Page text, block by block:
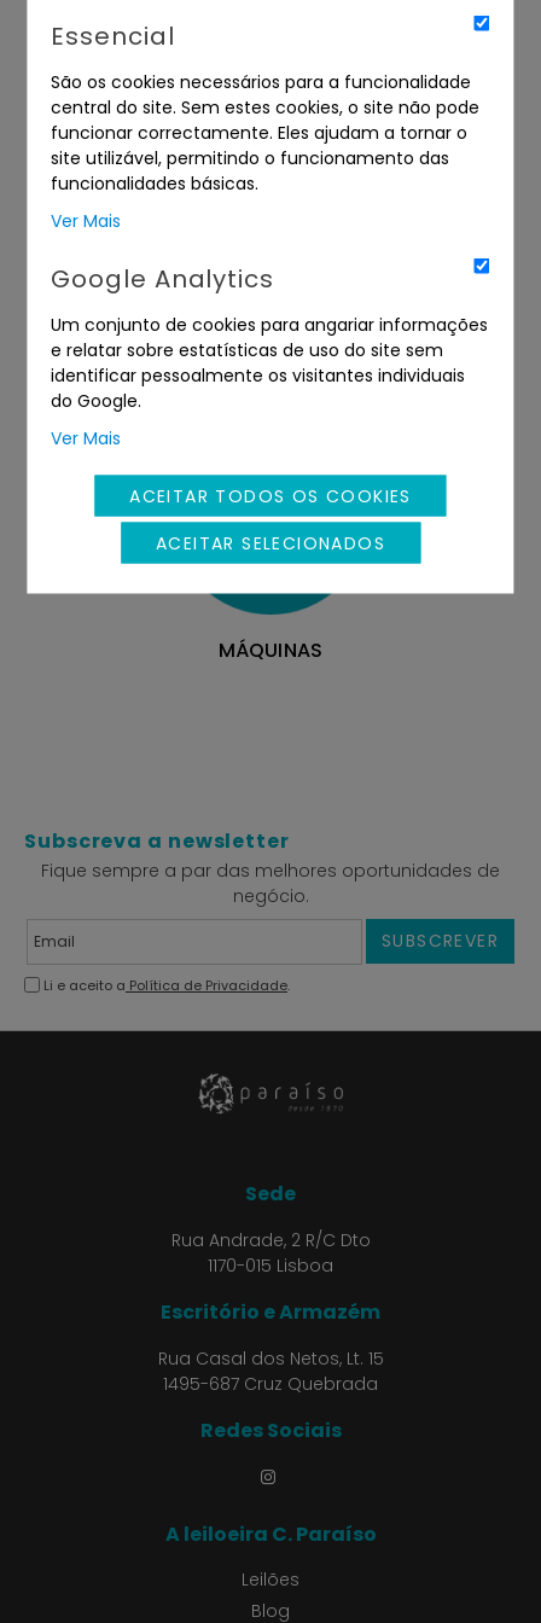
Essencial
São os cookies necessários para a funcionalidade
central do site. Sem estes cookies, o site não pode
funcionar correctamente. Eles ajudam a tornar o
site utilizável, permitindo o funcionamento das
funcionalidades básicas.
Ver Mais
Google Analytics
Um conjunto de cookies para angariar informações
e relatar sobre estatísticas de uso do site sem
identificar pessoalmente os visitantes individuais
do Google.
Ver Mais
ACEITAR TODOS OS COOKIES
ACEITAR SELECIONADOS
MÁQUINAS
Subscreva a newsletter
Fique sempre a par das melhores oportunidades de
negócio.
SUBSCREVER
Li e aceito a Política de Privacidade.
Sede
Rua Andrade, 2 R/C Dto
1170-015 Lisboa
Escritório e Armazém
Rua Casal dos Netos, Lt. 15
1495-687 Cruz Quebrada
Redes Sociais
A leiloeira C. Paraíso
Leilões
Blog